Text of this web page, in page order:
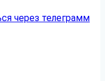
через телеграмм